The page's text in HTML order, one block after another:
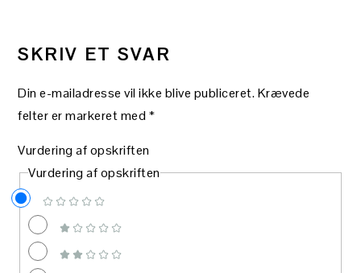
SKRIV ET SVAR
Din e-mailadresse vil ikke blive publiceret.Krævede
felter er markeret med *
Vurdering af opskriften
Vurdering af opskriften